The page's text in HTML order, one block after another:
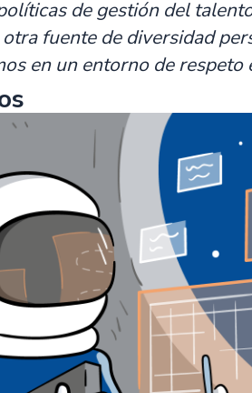
de gestión del
fuente de diversidad
en un entorno de